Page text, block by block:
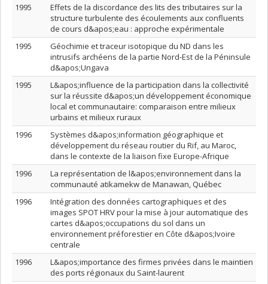
1995
Effets de la discordance des lits des tributaires sur la
structure turbulente des écoulements aux confluents
de cours d&apos;eau : approche expérimentale
1995
Géochimie et traceur isotopique du ND dans les
intrusifs archéens de la partie Nord-Est de la Péninsule
d&apos;Ungava
1995
L&apos;influence de la participation dans la collectivité
sur la réussite d&apos;un développement économique
local et communautaire: comparaison entre milieux
urbains et milieux ruraux
1996
Systèmes d&apos;information géographique et
développement du réseau routier du Rif, au Maroc,
dans le contexte de la liaison fixe Europe-Afrique
1996
La représentation de l&apos;environnement dans la
communauté atikamekw de Manawan, Québec
1996
Intégration des données cartographiques et des
images SPOT HRV pour la mise à jour automatique des
cartes d&apos;occupations du sol dans un
environnement préforestier en Côte d&apos;Ivoire
centrale
1996
L&apos;importance des firmes privées dans le maintien
des ports régionaux du Saint-laurent